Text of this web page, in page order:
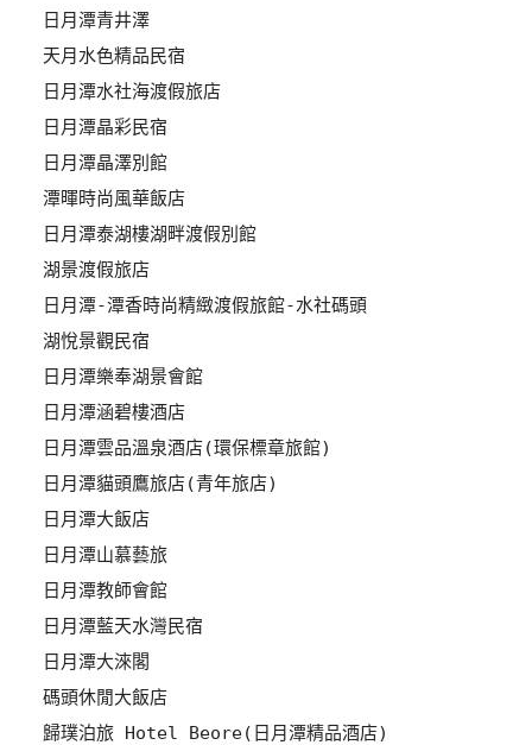
訂
Q&A
國
卡
訂
房
請
款
收
合
提
案
飯
店
作
日月潭青井澤
天月水色精品民宿
日月潭水社海渡假旅店
日月潭晶彩民宿
日月潭晶澤別館
潭暉時尚風華飯店
日月潭泰湖樓湖畔渡假別館
湖景渡假旅店
日月潭-潭香時尚精緻渡假旅館-水社碼頭
湖悅景觀民宿
日月潭樂奉湖景會館
日月潭涵碧樓酒店
日月潭雲品溫泉酒店(環保標章旅館)
日月潭貓頭鷹旅店(青年旅店)
日月潭大飯店
日月潭山慕藝旅
日月潭教師會館
日月潭藍天水灣民宿
日月潭大淶閣
碼頭休閒大飯店
歸璞泊旅 Hotel Beore(日月潭精品酒店)